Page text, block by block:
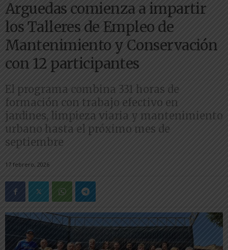
Arguedas comienza a impartir
los Talleres de Empleo de
Mantenimiento y Conservación
con 12 participantes
El programa combina 331 horas de
formación con trabajo efectivo en
jardines, limpieza viaria y mantenimiento
urbano hasta el próximo mes de
septiembre
17 febrero, 2026